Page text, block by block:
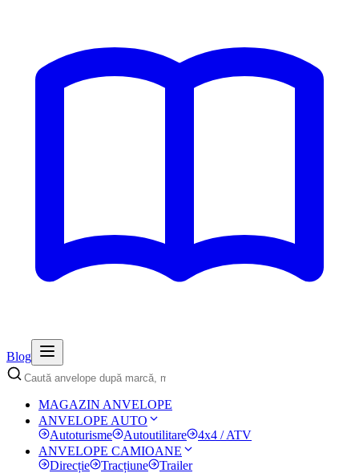
Blog
MAGAZIN ANVELOPE
ANVELOPE AUTO
Autoturisme
Autoutilitare
4x4 / ATV
ANVELOPE CAMIOANE
Direcție
Tracțiune
Trailer